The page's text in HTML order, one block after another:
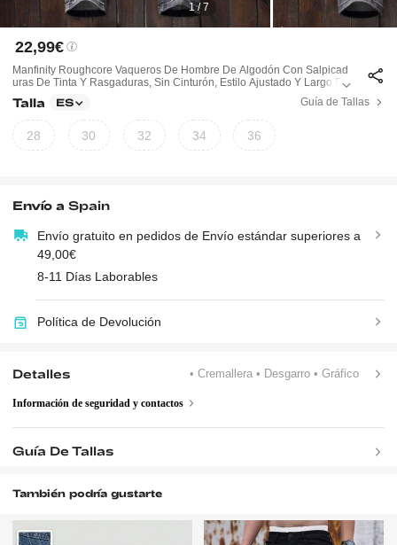
1 / 7
22,99€
Manfinity Roughcore Vaqueros De Hombre De Algodón Con Salpicad
Uras De Tinta Y Rasgaduras, Sin Cinturón, Estilo Ajustado Y Largo De
Shilachado, De Color Gris Claro Liso, Para Salir Y Para Uso Diario
Talla ES Guía de Tallas
28 30 32 34 36
Envío aSpain
Envío gratuito en pedidos de Envío estándar superiores a
49,00€
8-11 Días Laborables
Política de Devolución
Detalles • Cremallera• Desgarro• Gráfico
Información de seguridad y contactos
Guía De Tallas
También podría gustarte